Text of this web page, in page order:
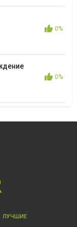
0%
0%
ЛУЧШИЕ